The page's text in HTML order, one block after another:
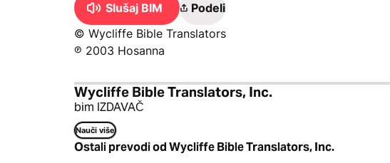
Slušaj BIM
Podeli
© Wycliffe Bible Translators
℗ 2003 Hosanna
Wycliffe Bible Translators, Inc.
bim IZDAVAČ
Nauči više
Ostali prevodi od Wycliffe Bible Translators, Inc.